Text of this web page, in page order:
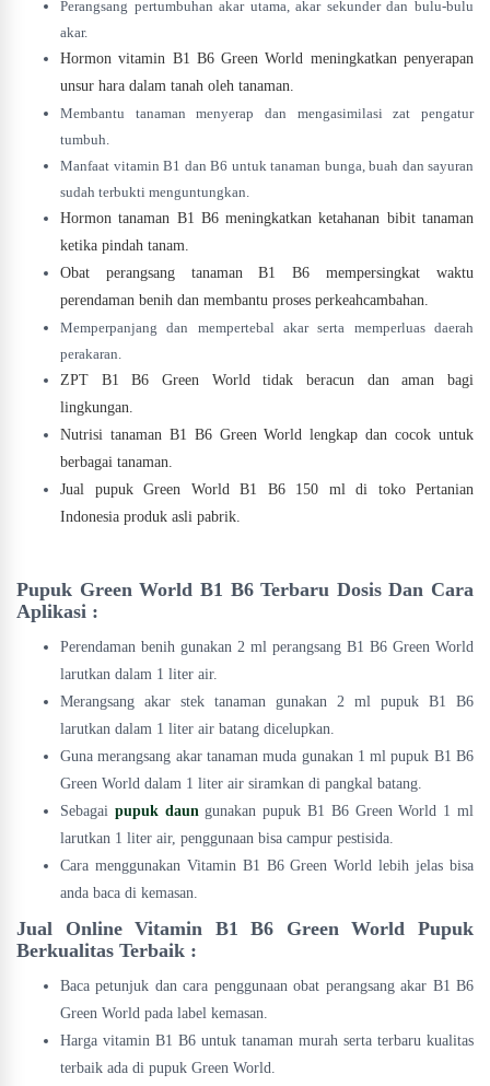
Perangsang pertumbuhan akar utama, akar sekunder dan bulu-bulu
akar.
Hormon vitamin B1 B6 Green World meningkatkan penyerapan
unsur hara dalam tanah oleh tanaman.
Membantu tanaman menyerap dan mengasimilasi zat pengatur
tumbuh.
Manfaat vitamin B1 dan B6 untuk tanaman bunga, buah dan sayuran
sudah terbukti menguntungkan.
Hormon tanaman B1 B6 meningkatkan ketahanan bibit tanaman
ketika pindah tanam.
Obat perangsang tanaman B1 B6 mempersingkat waktu
perendaman benih dan membantu proses perkeahcambahan.
Memperpanjang dan mempertebal akar serta memperluas daerah
perakaran.
ZPT B1 B6 Green Worldtidak beracun dan aman bagi
lingkungan.
Nutrisi tanaman B1 B6 Green World lengkap dan cocok untuk
berbagai tanaman.
Jual pupuk Green World B1 B6 150 ml di toko Pertanian
Indonesia produk asli pabrik.
Pupuk Green World B1 B6 Terbaru Dosis Dan Cara
Aplikasi :
Perendaman benih gunakan 2 ml perangsang B1 B6 Green World
larutkan dalam 1 liter air.
Merangsang akar stek tanaman gunakan 2 ml pupuk B1 B6
larutkan dalam 1 liter air batang dicelupkan.
Guna merangsang akar tanaman muda gunakan 1 ml pupuk B1 B6
Green World dalam 1 liter air siramkan di pangkal batang.
Sebagai pupuk daungunakan pupuk B1 B6 Green World 1 ml
larutkan 1 liter air, penggunaan bisa campur pestisida.
Cara menggunakan Vitamin B1 B6 Green World lebih jelas bisa
anda baca di kemasan.
Jual Online Vitamin B1 B6 Green World Pupuk
Berkualitas Terbaik :
Baca petunjuk dan cara penggunaan obat perangsang akar B1 B6
Green World pada label kemasan.
Harga vitamin B1 B6 untuk tanaman murah serta terbaru kualitas
terbaik ada di pupuk Green World.